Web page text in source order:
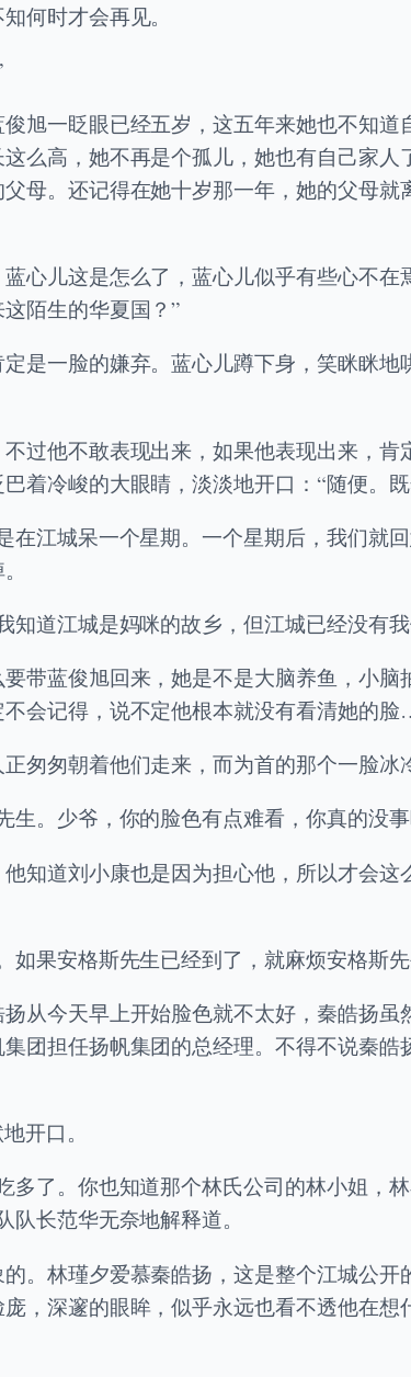
何时才会再见。
旭一眨眼已经五岁，这五年来她也不知
么高，她不再是个孤儿，她也有自己家
母。还记得在她十岁那一年，她的父母
心儿这是怎么了，蓝心儿似乎有些心不
陌生的华夏国？”
是一脸的嫌弃。蓝心儿蹲下身，笑眯眯
过他不敢表现出来，如果他表现出来，
着冷峻的大眼睛，淡淡地开口：“随便。
江城呆一个星期。一个星期后，我们就
道江城是妈咪的故乡，但江城已经没有
带蓝俊旭回来，她是不是大脑养鱼，小
会记得，说不定他根本就没有看清她的
匆匆朝着他们走来，而为首的那个一脸冰
。少爷，你的脸色有点难看，你真的没
知道刘小康也是因为担心他，所以才会
果安格斯先生已经到了，就麻烦安格斯
从今天早上开始脸色就不太好，秦皓扬
团担任扬帆集团的总经理。不得不说秦
开口。
了。你也知道那个林氏公司的林小姐，
长范华无奈地解释道。
。林瑾夕爱慕秦皓扬，这是整个江城公
，深邃的眼眸，似乎永远也看不透他在